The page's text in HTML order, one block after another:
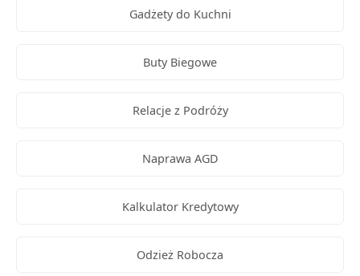
Gadżety do Kuchni
Buty Biegowe
Relacje z Podróży
Naprawa AGD
Kalkulator Kredytowy
Odzież Robocza